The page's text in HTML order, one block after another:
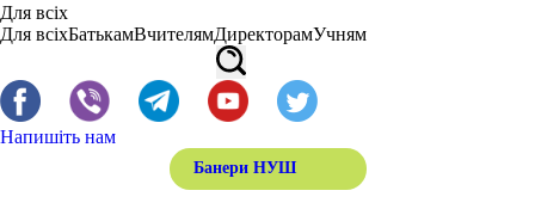
Для всіх
Для всіхБатькамВчителямДиректорамУчням
Напишіть нам
Банери НУШ